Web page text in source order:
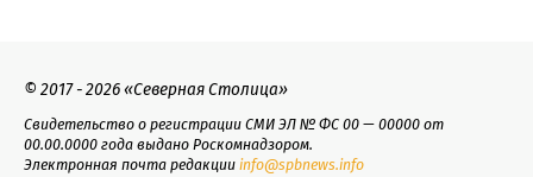
© 2017 - 2026 «Северная Столица»
Свидетельство о регистрации СМИ ЭЛ № ФС 00 — 00000 от
00.00.0000 года выдано Роскомнадзором.
Электронная почта редакцииinfo@spbnews.info